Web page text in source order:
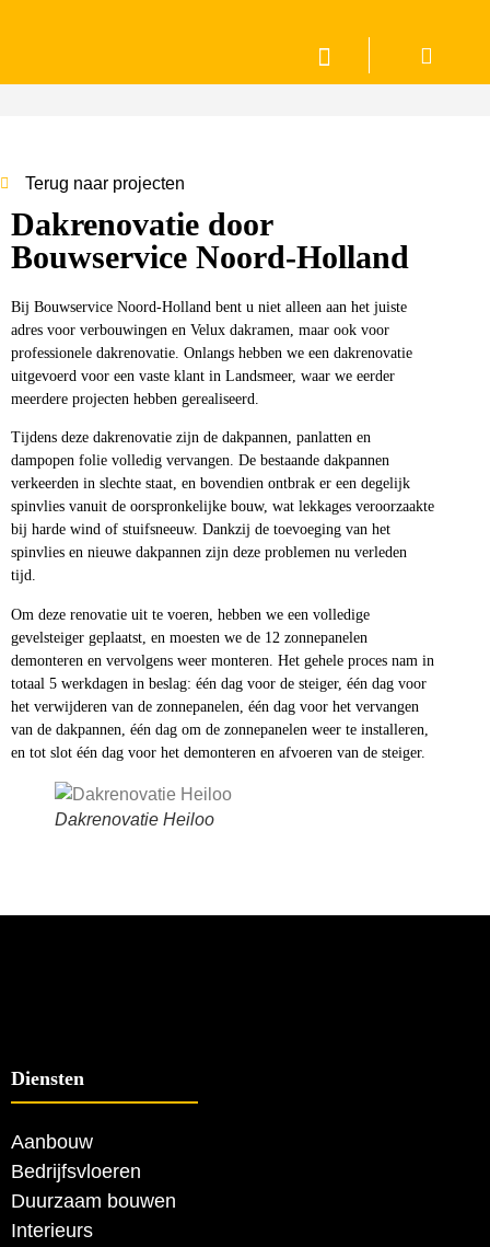
Terug naar projecten
Dakrenovatie door
Bouwservice Noord-Holland
Bij Bouwservice Noord-Holland bent u niet alleen aan het juiste
adres voor verbouwingen en Velux dakramen, maar ook voor
professionele dakrenovatie. Onlangs hebben we een dakrenovatie
uitgevoerd voor een vaste klant in Landsmeer, waar we eerder
meerdere projecten hebben gerealiseerd.
Tijdens deze dakrenovatie zijn de dakpannen, panlatten en
dampopen folie volledig vervangen. De bestaande dakpannen
verkeerden in slechte staat, en bovendien ontbrak er een degelijk
spinvlies vanuit de oorspronkelijke bouw, wat lekkages veroorzaakte
bij harde wind of stuifsneeuw. Dankzij de toevoeging van het
spinvlies en nieuwe dakpannen zijn deze problemen nu verleden
tijd.
Om deze renovatie uit te voeren, hebben we een volledige
gevelsteiger geplaatst, en moesten we de 12 zonnepanelen
demonteren en vervolgens weer monteren. Het gehele proces nam in
totaal 5 werkdagen in beslag: één dag voor de steiger, één dag voor
het verwijderen van de zonnepanelen, één dag voor het vervangen
van de dakpannen, één dag om de zonnepanelen weer te installeren,
en tot slot één dag voor het demonteren en afvoeren van de steiger.
Dakrenovatie Heiloo
Diensten
Aanbouw
Bedrijfsvloeren
Duurzaam bouwen
Interieurs